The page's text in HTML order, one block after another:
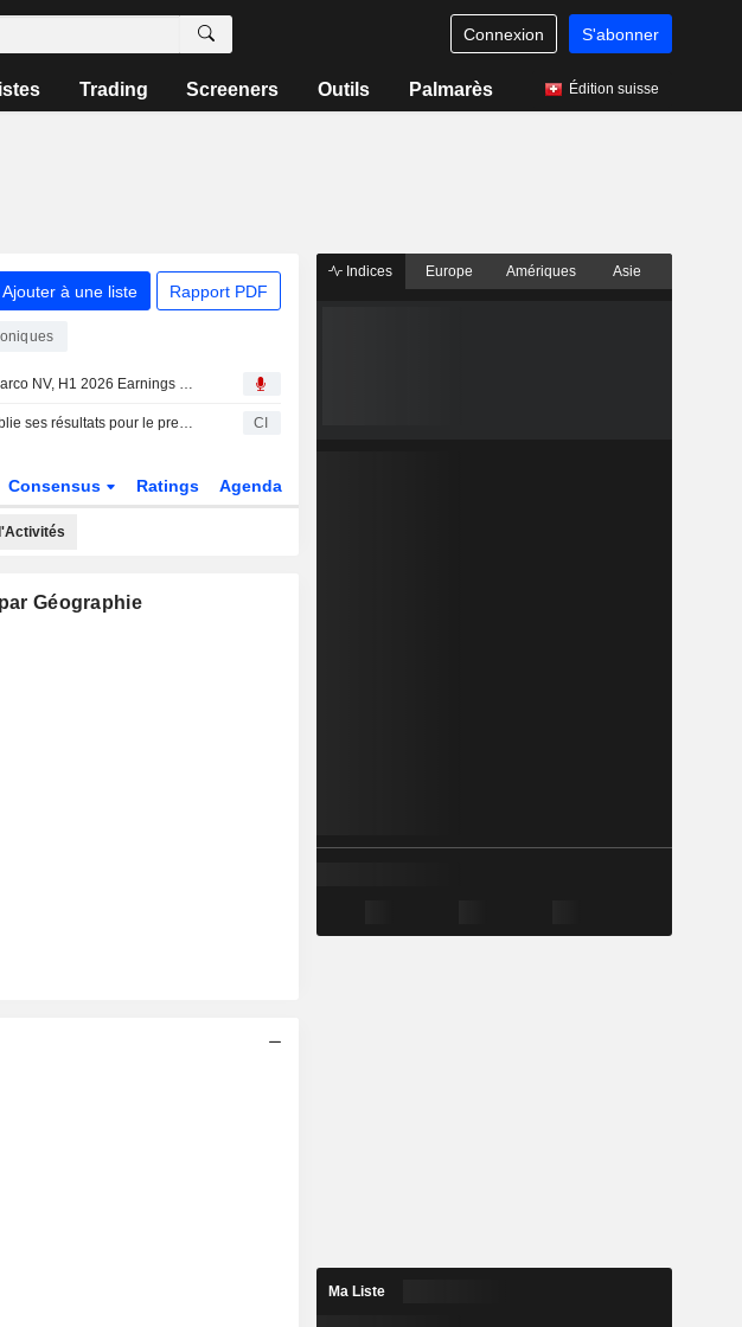
Connexion S'abonner
Trading Screeners Outils Palmarès Édition suisse
Ajouter à une liste Rapport PDF
Transcript : Barco NV, H1 2026 Earnings Call, Jul 15, 2026
Barco NV publie ses résultats pour le premier semestre clos le 30 juin 2026 CI
Consensus Ratings Agenda
Géographie
Indices Europe Amériques Asie
Ma Liste